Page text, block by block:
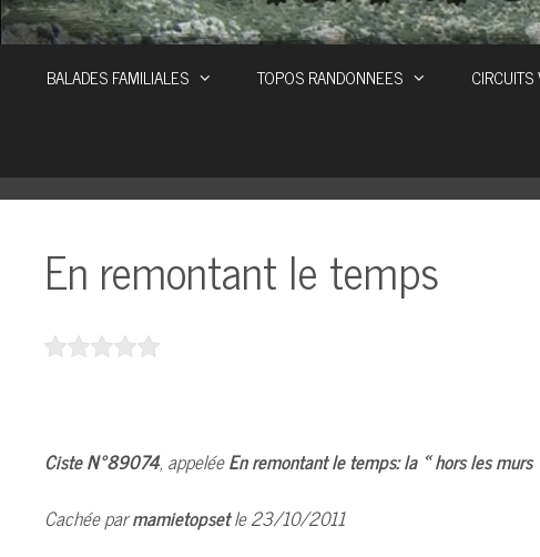
BALADES FAMILIALES TOPOS RANDONNEES CIRCUITS
En remontant le temps
Ciste N°89074, appeléeEn remontant le temps: la « hors les murs
Cachée parmamietopsetle 23/10/2011